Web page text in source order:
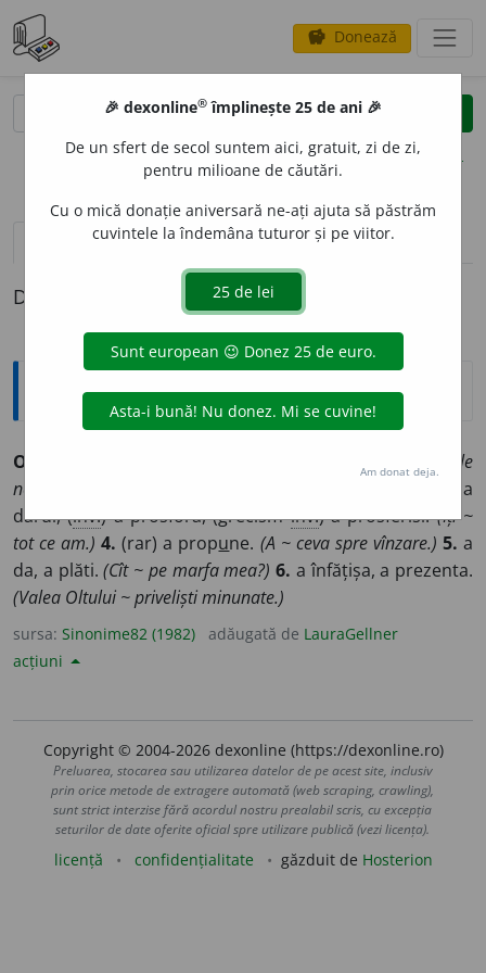
savings Donează
clear
opțiuni
definiții (1) pronunțievolume_up (50)
Definiția cu ID-ul 1013061:
Sinonime
OFER
(A ~ cuiva datele
necesare.)
a da, a
dărui, (înv.) a prosfora, (grecismînv.) a prosferisi.(Îți ~
tot ce am.) 4. (rar) a propune. (A ~ ceva spre vînzare.) 5. a
da, a plăti.(Cît ~ pe marfa mea?) 6. a înfățișa, a prezenta.
(Valea Oltului ~ priveliști minunate.)
sursa: Sinonime82 (1982) adăugată de LauraGellner
acțiuni
Copyright © 2004-2026 dexonline (https://dexonline.ro)
Preluarea, stocarea sau utilizarea datelor de pe acest site, inclusiv
prin orice metode de extragere automată (web scraping, crawling),
sunt strict interzise fără acordul nostru prealabil scris, cu excepția
seturilor de date oferite oficial spre utilizare publică (vezi licența).
licență confidențialitate găzduit de Hosterion
🎉 dexonline® împlinește 25 de ani 🎉
De un sfert de secol suntem aici, gratuit, zi de zi,
pentru milioane de căutări.
Cu o mică donație aniversară ne-ați ajuta să păstrăm
cuvintele la îndemâna tuturor și pe viitor.
Am donat deja.